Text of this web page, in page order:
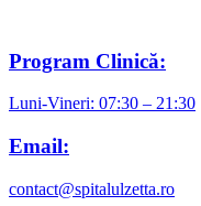
Program Clinică:
Luni-Vineri: 07:30 – 21:30
Email:
contact@spitalulzetta.ro